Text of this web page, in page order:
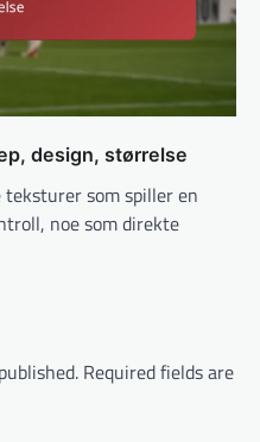
design, størrelse
som spiller en
noe som direkte
Required fields are